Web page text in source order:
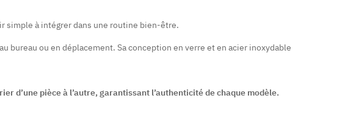
simple à intégrer dans une routine bien-être.
bureau ou en déplacement. Sa conception en verre et en acier inoxydable
d’une pièce à l’autre, garantissant l’authenticité de chaque modèle.